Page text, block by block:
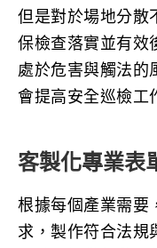
但是對於場地分散
保檢查落實並有效
處於危害與觸法的
會提高安全巡檢工
客製化專業表
根據每個產業需要
求，製作符合法規